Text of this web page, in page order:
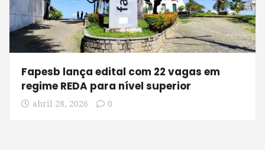
Fapesb lança edital com 22 vagas em
regime REDA para nível superior
abril 28, 2026 0